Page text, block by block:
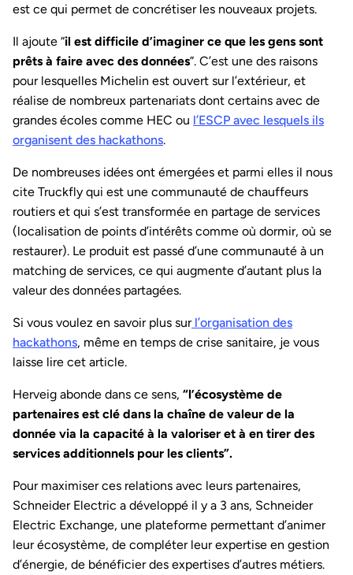
est ce qui permet de concrétiser les nouveaux projets.
Il ajoute “il est difficile d’imaginer ce que les gens sont
prêts à faire avec des données”. C’est une des raisons
pour lesquelles Michelin est ouvert sur l’extérieur, et
réalise de nombreux partenariats dont certains avec de
grandes écoles comme HEC ou l’ESCP avec lesquels ils
organisent des hackathons.
De nombreuses idées ont émergées et parmi elles il nous
cite Truckfly qui est une communauté de chauffeurs
routiers et qui s’est transformée en partage de services
(localisation de points d’intérêts comme où dormir, où se
restaurer). Le produit est passé d’une communauté à un
matching de services, ce qui augmente d’autant plus la
valeur des données partagées.
Si vous voulez en savoir plus surl’organisation des
hackathons, même en temps de crise sanitaire, je vous
laisse lire cet article.
Herveig abonde dans ce sens, “l’écosystème de
partenaires est clé dans la chaîne de valeur de la
donnée via la capacité à la valoriser et à en tirer des
services additionnels pour les clients”.
Pour maximiser ces relations avec leurs partenaires,
Schneider Electric a développé il y a 3 ans, Schneider
Electric Exchange, une plateforme permettant d’animer
leur écosystème, de compléter leur expertise en gestion
d’énergie, de bénéficier des expertises d’autres métiers.